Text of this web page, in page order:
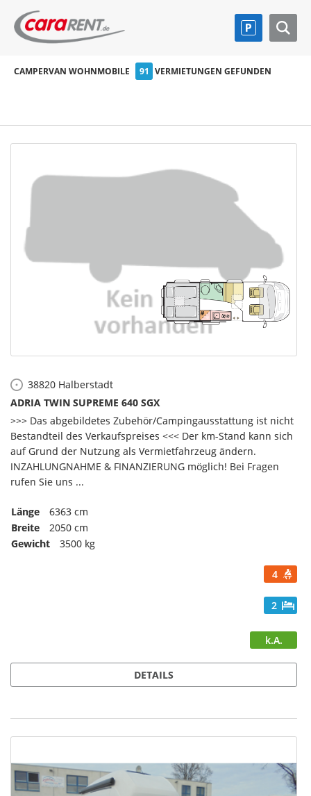
CAMPERVAN WOHNMOBILE 91 VERMIETUNGEN GEFUNDEN
38820 Halberstadt
ADRIA TWIN SUPREME 640 SGX
>>> Das abgebildetes Zubehör/Campingausstattung ist nicht
Bestandteil des Verkaufspreises <<< Der km-Stand kann sich
auf Grund der Nutzung als Vermietfahrzeug ändern.
INZAHLUNGNAHME & FINANZIERUNG möglich! Bei Fragen
rufen Sie uns ...
Länge
6363 cm
Breite
2050 cm
Gewicht
3500 kg
4
2
k.A.
DETAILS